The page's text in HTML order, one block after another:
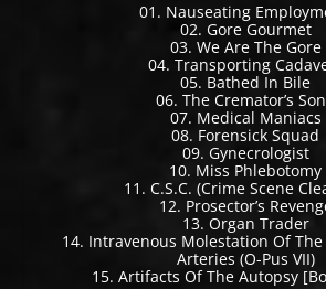
01. Nauseating
02. Gore Gourmet
03. We Are The Gore
04. Transporting
05. Bathed In Bile
06. The Cremator’s
07. Medical Maniacs
08. Forensick Squad
09. Gynecrologist
10. Miss Phlebotomy
11. C.S.C. (Crime Scene
12. Prosector’s
13. Organ Trader
14. Intravenous Molestation Of
Arteries (O-Pus VII)
15. Artifacts Of The Autopsy